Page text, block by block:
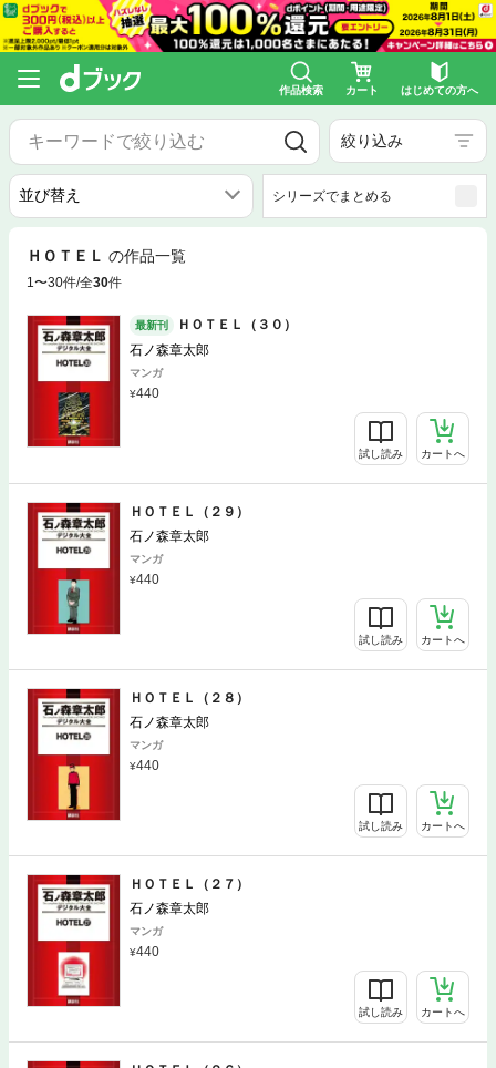
作品検索 カート はじめての方へ
絞り込み
シリーズでまとめる
ＨＯＴＥＬ の作品一覧
1〜30件/全30件
最新刊
ＨＯＴＥＬ（３０）
石ノ森章太郎
マンガ
440
試し読み カートへ
ＨＯＴＥＬ（２９）
石ノ森章太郎
マンガ
440
試し読み カートへ
ＨＯＴＥＬ（２８）
石ノ森章太郎
マンガ
440
試し読み カートへ
ＨＯＴＥＬ（２７）
石ノ森章太郎
マンガ
440
試し読み カートへ